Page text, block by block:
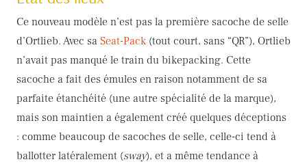
Ce nouveau modèle n’est pas la première sacoche de selle
d’Ortlieb. Avec sa Seat-Pack (tout court, sans “QR”), Ortlieb
n’avait pas manqué le train du bikepacking. Cette
sacoche a fait des émules en raison notamment de sa
parfaite étanchéité (une autre spécialité de la marque),
mais son maintien a également créé quelques déceptions
: comme beaucoup de sacoches de selle, celle-ci tend à
ballotter latéralement (sway), et a même tendance à